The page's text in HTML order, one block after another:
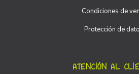
Condiciones de
Protección de
ATENCIÓN AL